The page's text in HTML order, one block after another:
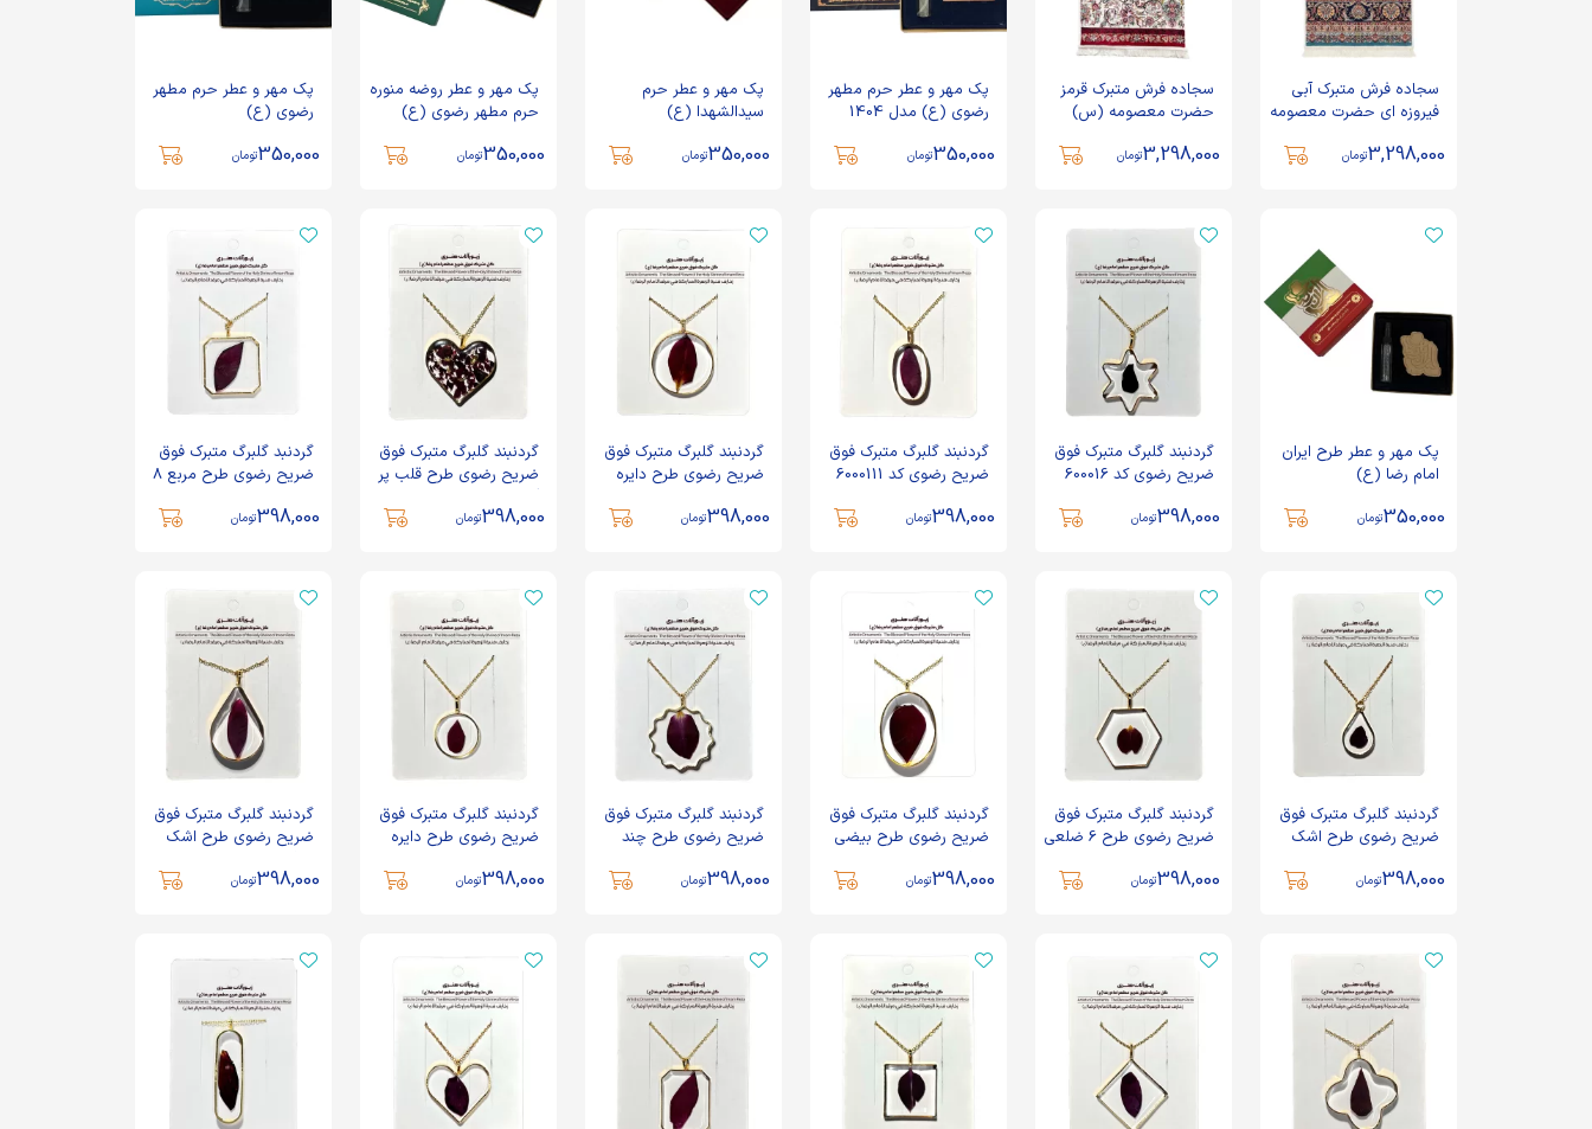
سجاده فرش متبرک آبی
فیروزه ای حضرت معصومه
3,298,000تومان
سجاده فرش متبرک قرمز
حضرت معصومه (س)
3,298,000تومان
پک مهر و عطر حرم مطهر
رضوی (ع) مدل 1404
350,000تومان
پک مهر و عطر حرم
سیدالشهدا (ع)
350,000تومان
پک مهر و عطر روضه منوره
حرم مطهر رضوی (ع)
350,000تومان
پک مهر و عطر حرم مطهر
رضوی (ع)
350,000تومان
پک مهر و عطر طرح ایران
امام رضا (ع)
350,000تومان
گردنبند گلبرگ متبرک فوق
ضریح رضوی کد 600016
398,000تومان
گردنبند گلبرگ متبرک فوق
ضریح رضوی کد 6000111
398,000تومان
گردنبند گلبرگ متبرک فوق
ضریح رضوی طرح دایره
398,000تومان
گردنبند گلبرگ متبرک فوق
ضریح رضوی طرح قلب پر
398,000تومان
گردنبد گلبرگ متبرک فوق
ضریح رضوی طرح مربع 8
398,000تومان
گردنبند گلبرگ متبرک فوق
ضریح رضوی طرح اشک
398,000تومان
گردنبند گلبرگ متبرک فوق
ضریح رضوی طرح 6 ضلعی
398,000تومان
گردنبند گلبرگ متبرک فوق
ضریح رضوی طرح بیضی
398,000تومان
گردنبند گلبرگ متبرک فوق
ضریح رضوی طرح چند
398,000تومان
گردنبند گلبرگ متبرک فوق
ضریح رضوی طرح دایره
398,000تومان
گردنبند گلبرگ متبرک فوق
ضریح رضوی طرح اشک
398,000تومان